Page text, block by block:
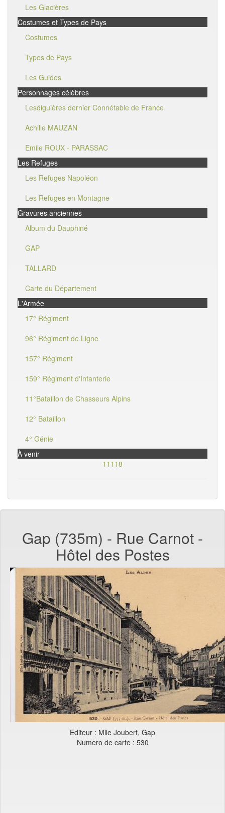
Les Glacières
Costumes et Types de Pays
Costumes
Types de Pays
Les Guides
Personnages célèbres
Lesdiguières dernier Connétable de France
Achille MAUZAN
Emile ROUX - PARASSAC
Les Refuges
Les Refuges Napoléon
Les Refuges en Montagne
Gravures anciennes
Album du Dauphiné
GAP
TALLARD
Carte du Département
L'Armée
17° Régiment
96° Régiment de Ligne
157° Régiment
159° Régiment d'Infanterie
11°Bataillon de Chasseurs Alpins
12° Bataillon
4° Génie
À venir
11118
Gap (735m) - Rue Carnot -
Hôtel des Postes
Editeur : Mlle Joubert, Gap
Numero de carte : 530